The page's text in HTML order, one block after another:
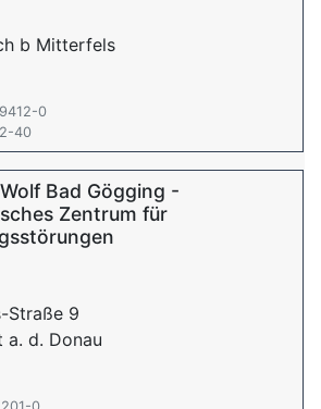
b Mitterfels
0
40
Bad Gögging -
Zentrum für
Straße 9
d. Donau